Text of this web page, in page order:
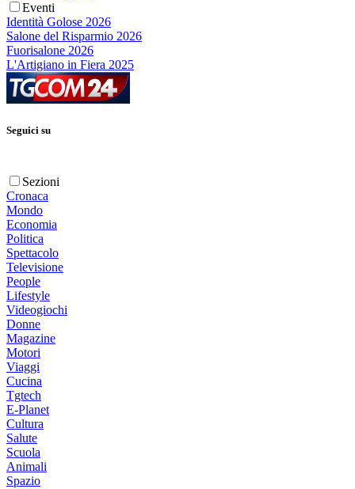
Eventi
Identità Golose 2026
Salone del Risparmio 2026
Fuorisalone 2026
L'Artigiano in Fiera 2025
Seguici su
Sezioni
Cronaca
Mondo
Economia
Politica
Spettacolo
Televisione
People
Lifestyle
Videogiochi
Donne
Magazine
Motori
Viaggi
Cucina
Tgtech
E-Planet
Cultura
Salute
Scuola
Animali
Spazio